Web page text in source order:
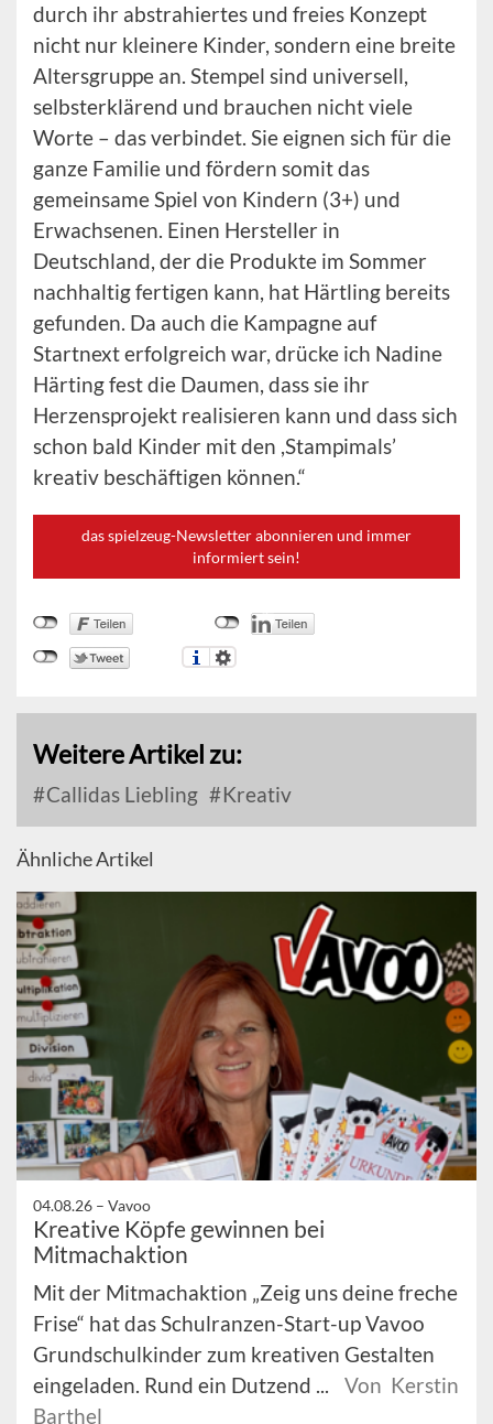
durch ihr abstrahiertes und freies Konzept
nicht nur kleinere Kinder, sondern eine breite
Altersgruppe an. Stempel sind universell,
selbsterklärend und brauchen nicht viele
Worte – das verbindet. Sie eignen sich für die
ganze Familie und fördern somit das
gemeinsame Spiel von Kindern (3+) und
Erwachsenen. Einen Hersteller in
Deutschland, der die Produkte im Sommer
nachhaltig fertigen kann, hat Härtling bereits
gefunden. Da auch die Kampagne auf
Startnext erfolgreich war, drücke ich Nadine
Härting fest die Daumen, dass sie ihr
Herzensprojekt realisieren kann und dass sich
schon bald Kinder mit den ,Stampimals’
kreativ beschäftigen können.“
das spielzeug-Newsletter abonnieren und immer
informiert sein!
Weitere Artikel zu:
Callidas Liebling Kreativ
Ähnliche Artikel
04.08.26 – Vavoo
Kreative Köpfe gewinnen bei
Mitmachaktion
Mit der Mitmachaktion „Zeig uns deine freche
Frise“ hat das Schulranzen-Start-up Vavoo
Grundschulkinder zum kreativen Gestalten
eingeladen. Rund ein Dutzend ...
Von Kerstin
Barthel